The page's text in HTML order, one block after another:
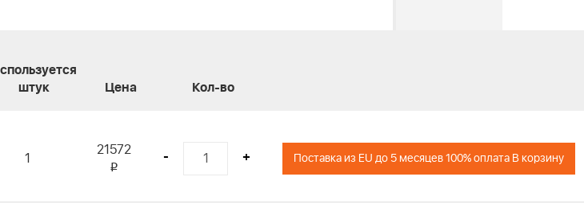
штук
Цена Кол-во
1 21572
i
- + Поставка из EU до 5 месяцев 100% оплата В корзину